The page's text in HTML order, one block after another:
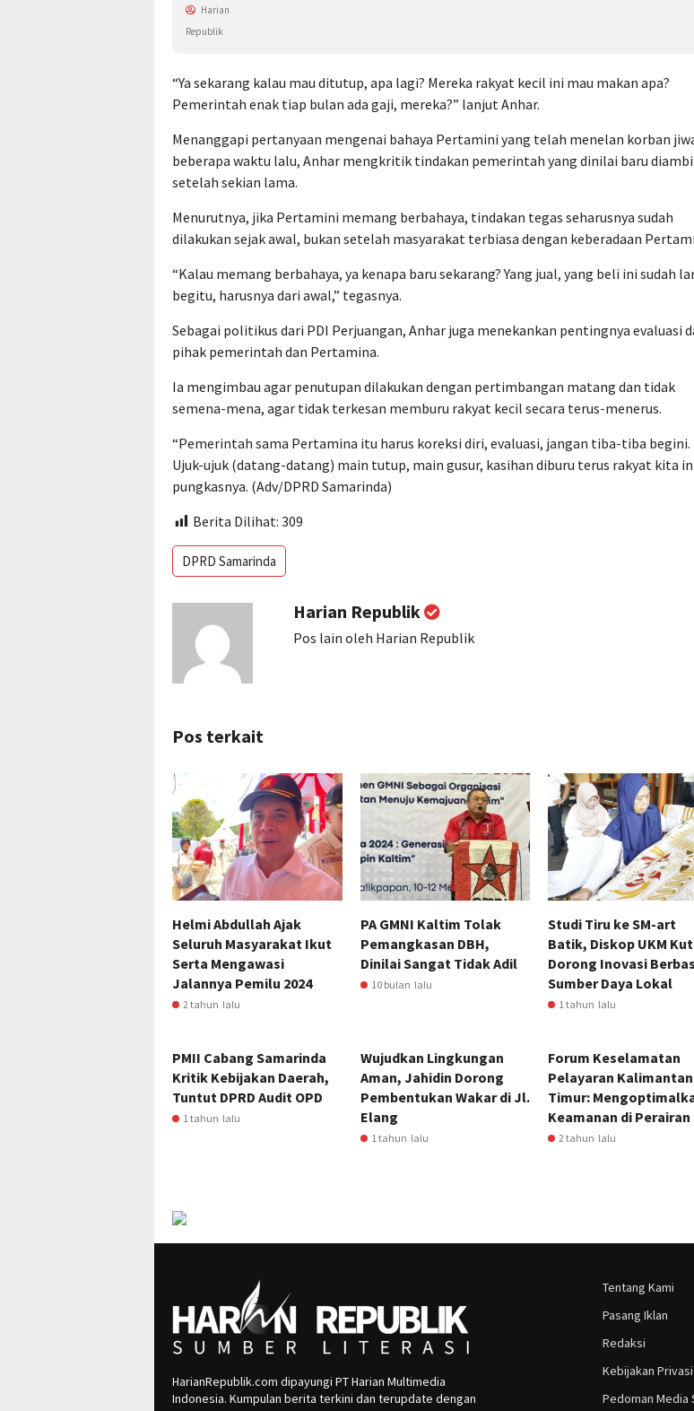
Harian
Republik
“Ya sekarang kalau mau ditutup, apa lagi? Mereka rakyat kecil ini mau makan apa?
Pemerintah enak tiap bulan ada gaji, mereka?” lanjut Anhar.
Menanggapi pertanyaan mengenai bahaya Pertamini yang telah menelan korban
beberapa waktu lalu, Anhar mengkritik tindakan pemerintah yang dinilai baru
setelah sekian lama.
Menurutnya, jika Pertamini memang berbahaya, tindakan tegas seharusnya sudah
dilakukan sejak awal, bukan setelah masyarakat terbiasa dengan keberadaan
“Kalau memang berbahaya, ya kenapa baru sekarang? Yang jual, yang beli ini sudah
begitu, harusnya dari awal,” tegasnya.
Sebagai politikus dari PDI Perjuangan, Anhar juga menekankan pentingnya evaluasi
pihak pemerintah dan Pertamina.
Ia mengimbau agar penutupan dilakukan dengan pertimbangan matang dan tidak
semena-mena, agar tidak terkesan memburu rakyat kecil secara terus-menerus.
“Pemerintah sama Pertamina itu harus koreksi diri, evaluasi, jangan tiba-tiba begini.
Ujuk-ujuk (datang-datang) main tutup, main gusur, kasihan diburu terus rakyat kita
pungkasnya. (Adv/DPRD Samarinda)
Berita Dilihat: 309
DPRD Samarinda
Harian Republik
Pos lain oleh Harian Republik
Pos terkait
Helmi Abdullah Ajak
Seluruh Masyarakat Ikut
Serta Mengawasi
Jalannya Pemilu 2024
2 tahun lalu
PA GMNI Kaltim Tolak
Pemangkasan DBH,
Dinilai Sangat Tidak Adil
10 bulan lalu
Studi Tiru ke SM-art
Batik, Diskop UKM
Dorong Inovasi
Sumber Daya Lokal
1 tahun lalu
PMII Cabang Samarinda
Kritik Kebijakan Daerah,
Tuntut DPRD Audit OPD
1 tahun lalu
Wujudkan Lingkungan
Aman, Jahidin Dorong
Pembentukan Wakar di Jl.
Elang
1 tahun lalu
Forum Keselamatan
Pelayaran Kalimantan
Timur:
Keamanan di Perairan
2 tahun lalu
Tentang Kami
Pasang Iklan
Redaksi
Kebijakan Privasi
Pedoman Media
HarianRepublik.com dipayungi PT Harian Multimedia
Indonesia. Kumpulan berita terkini dan terupdate dengan